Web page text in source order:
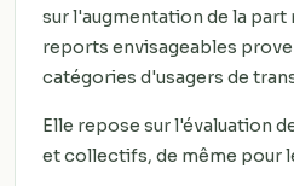
sur l'augmentation de la part
reports envisageables
catégories d'usagers de
Elle repose sur l'évaluation
et collectifs, de même pour